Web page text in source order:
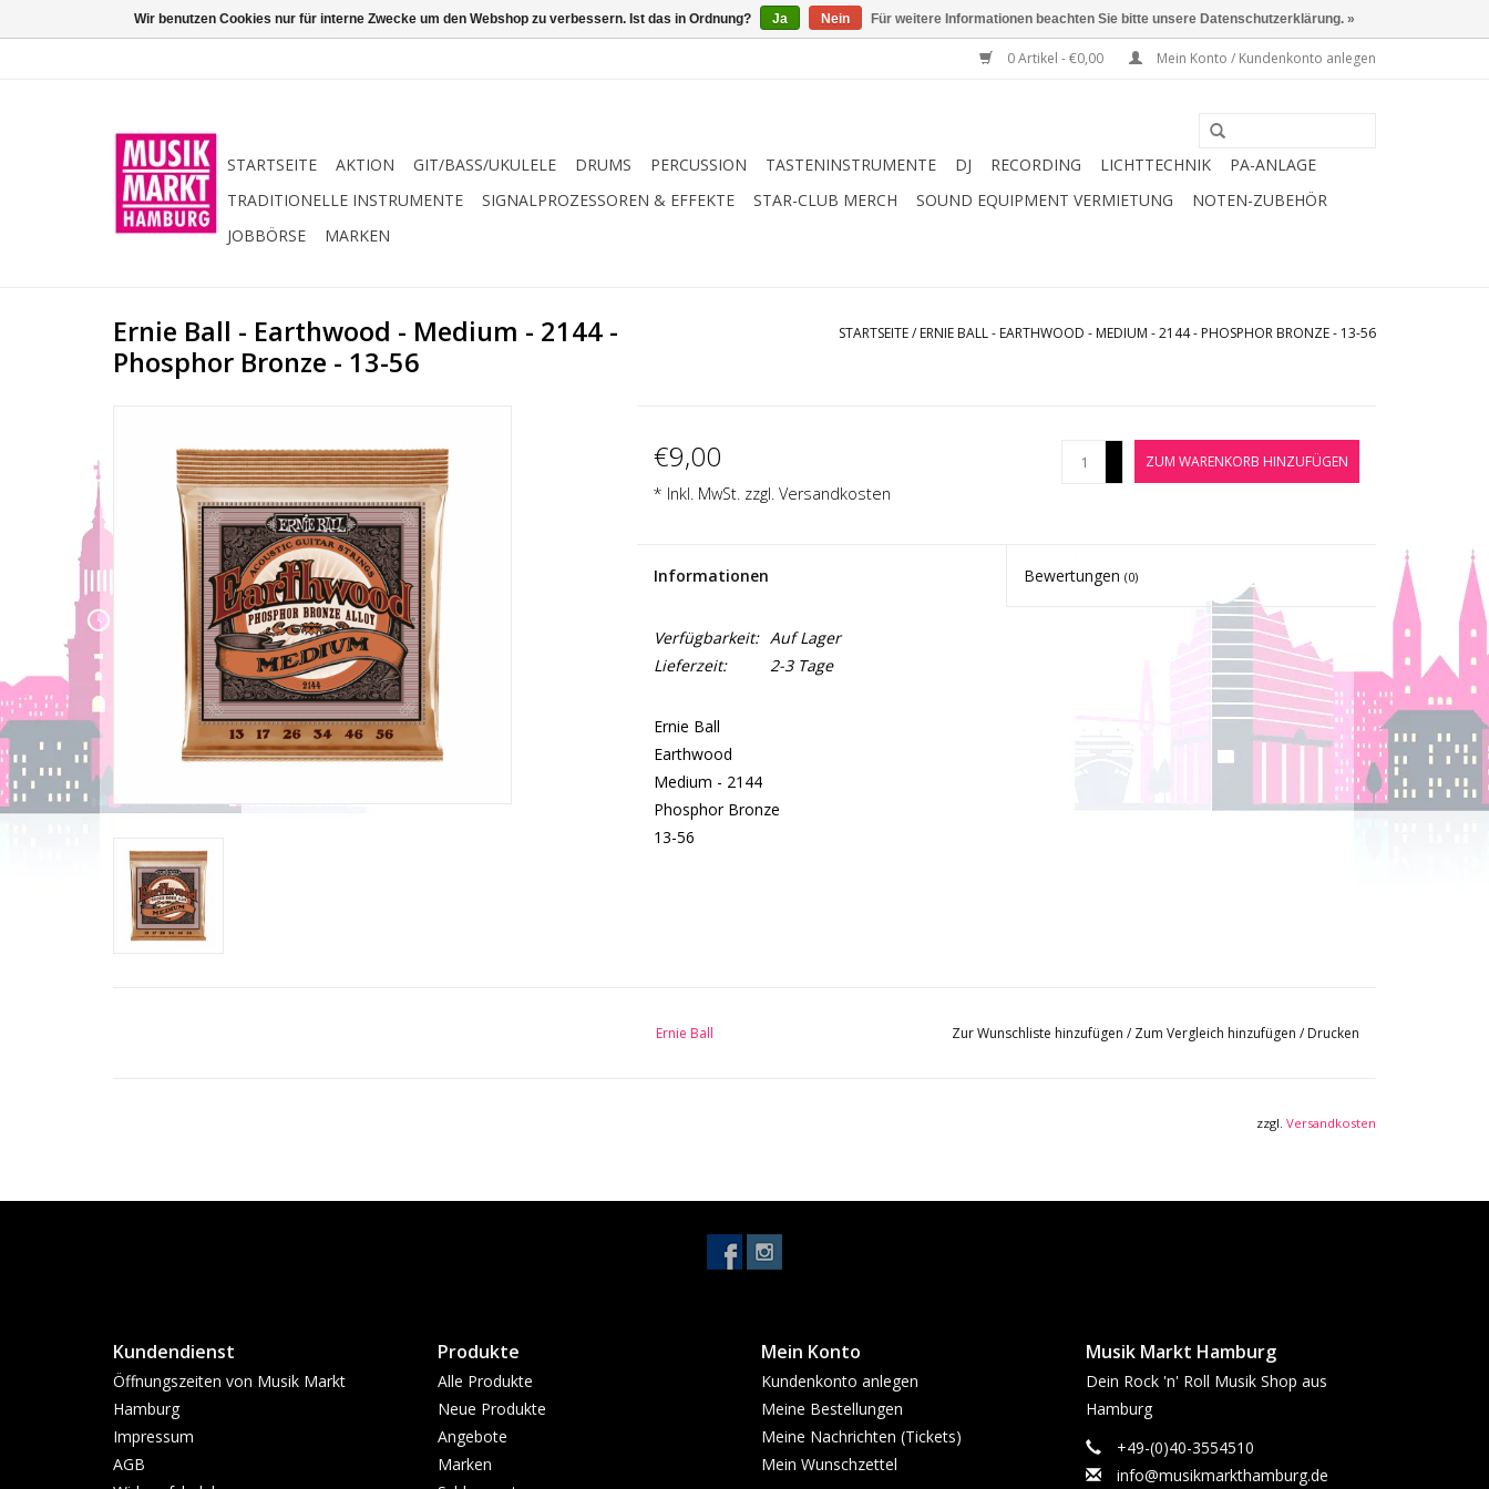
0 Artikel - €0,00 Mein Konto / Kundenkonto anlegen
STARTSEITE AKTION GIT/BASS/UKULELE DRUMS PERCUSSION TASTENINSTRUMENTE DJ RECORDING LICHTTECHNIK
PA-ANLAGE
TRADITIONELLE INSTRUMENTE
SIGNALPROZESSOREN & EFFEKTE STAR-CLUB MERCH SOUND EQUIPMENT VERMIETUNG
NOTEN-ZUBEHÖR
JOBBÖRSE
MARKEN
Ernie Ball - Earthwood - Medium - 2144 -
Phosphor Bronze - 13-56
STARTSEITE/ ERNIE BALL - EARTHWOOD - MEDIUM - 2144 - PHOSPHOR BRONZE - 13-56
€9,00
* Inkl. MwSt. zzgl. Versandkosten
ZUM WARENKORB HINZUFÜGEN
Informationen Bewertungen(0)
Verfügbarkeit: Auf Lager
Lieferzeit:
2-3 Tage
Ernie Ball
Earthwood
Medium - 2144
Phosphor Bronze
13-56
Ernie Ball Zur Wunschliste hinzufügen / Zum Vergleich hinzufügen / Drucken
zzgl. Versandkosten
Kundendienst
Öffnungszeiten von Musik Markt
Hamburg
Impressum
AGB
Produkte
Alle Produkte
Neue Produkte
Angebote
Marken
Mein Konto
Kundenkonto anlegen
Meine Bestellungen
Meine Nachrichten (Tickets)
Mein Wunschzettel
Musik Markt Hamburg
Dein Rock 'n' Roll Musik Shop aus
Hamburg
+49-(0)40-3554510
info@musikmarkthamburg.de
Wir benutzen Cookies nur für interne Zwecke um den Webshop zu verbessern. Ist das in Ordnung? Ja Nein Für weitere Informationen beachten Sie bitte unsere Datenschutzerklärung. »